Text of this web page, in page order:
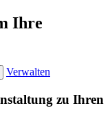
Ihre
Verwalten
zu Ihren